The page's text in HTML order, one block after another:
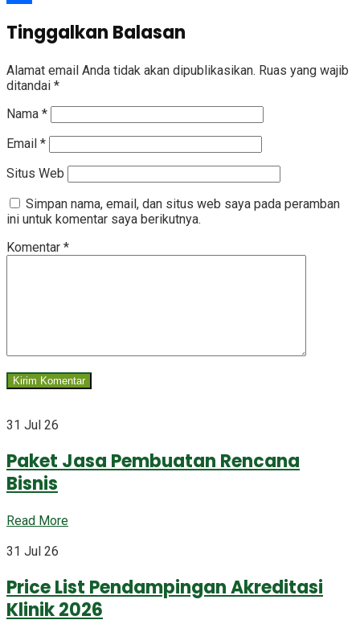
Tinggalkan Balasan
Alamat email Anda tidak akan dipublikasikan. Ruas yang wajib
ditandai *
Nama *
Email *
Situs Web
Simpan nama, email, dan situs web saya pada peramban
ini untuk komentar saya berikutnya.
Komentar *
31 Jul 26
Paket Jasa Pembuatan Rencana
Bisnis
Read More
31 Jul 26
Price List Pendampingan Akreditasi
Klinik 2026